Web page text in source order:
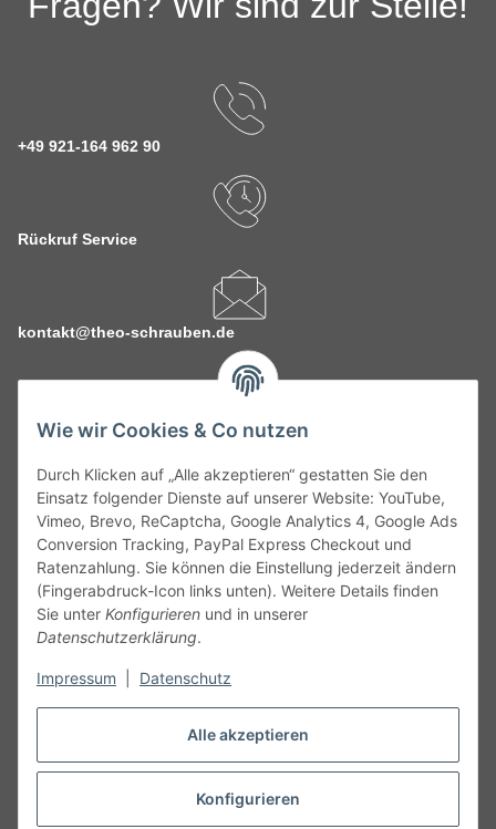
Alle akzeptieren
Konfigurieren
Wie wir Cookies & Co nutzen
Durch Klicken auf „Alle akzeptieren“ gestatten Sie den
Einsatz folgender Dienste auf unserer Website: YouTube,
Vimeo, Brevo, ReCaptcha, Google Analytics 4, Google Ads
Conversion Tracking, PayPal Express Checkout und
Ratenzahlung. Sie können die Einstellung jederzeit ändern
(Fingerabdruck-Icon links unten). Weitere Details finden
Sie unter Konfigurieren und in unserer
Datenschutzerklärung.
Impressum Datenschutz
+49 921-164 962 90
Rückruf Service
kontakt@theo-schrauben.de
Service
Gesetzliche Informationen
Alle technischen Angaben ohne Gewähr. Irrtümer und fehlerhafte
Angaben vorbehalten. Wenn Sie Datenblätter oder spezielle
unseren Kundenservice. Abbildungen der Artikel können
Vertrag widerrufen